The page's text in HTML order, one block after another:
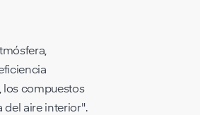
los compuestos
del aire interior".